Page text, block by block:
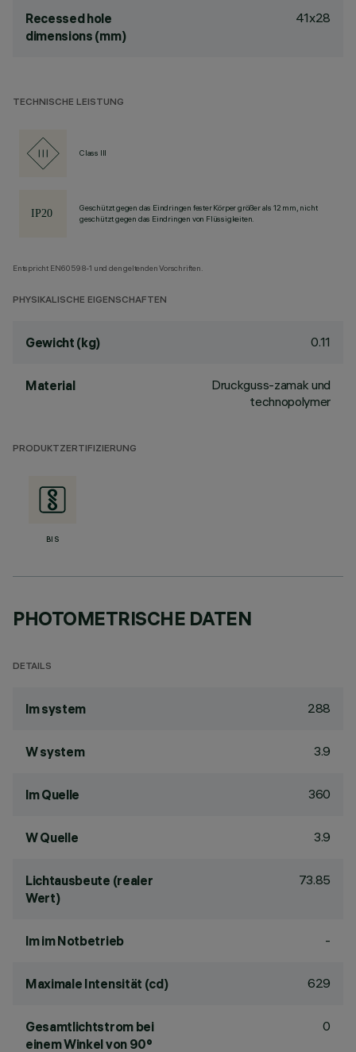
Recessed hole
dimensions (mm)
41x28
TECHNISCHE LEISTUNG
Class III
Geschützt gegen das Eindringen fester Körper größer als 12 mm, nicht
geschützt gegen das Eindringen von Flüssigkeiten.
Entspricht EN60598-1 und den geltenden Vorschriften.
PHYSIKALISCHE EIGENSCHAFTEN
Gewicht (kg) 0.11
Material
Druckguss-zamak und
technopolymer
PRODUKTZERTIFIZIERUNG
BIS
PHOTOMETRISCHE DATEN
DETAILS
lm system 288
W system 3.9
lm Quelle 360
W Quelle 3.9
Lichtausbeute (realer
Wert)
73.85
lm im Notbetrieb -
Maximale Intensität (cd) 629
Gesamtlichtstrom bei
einem Winkel von 90°
0